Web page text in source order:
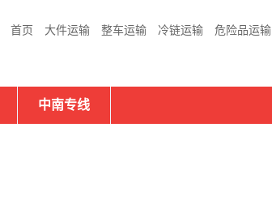
首页 大件运输 整车运输 冷链运输 危险品运输
中南专线